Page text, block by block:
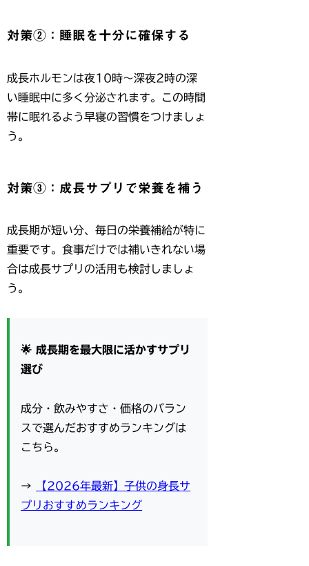
対策②：睡眠を十分に確保する
成長ホルモンは夜10時〜深夜2時の深
い睡眠中に多く分泌されます。この時間
帯に眠れるよう早寝の習慣をつけましょ
う。
対策③：成長サプリで栄養を補う
成長期が短い分、毎日の栄養補給が特に
重要です。食事だけでは補いきれない場
合は成長サプリの活用も検討しましょ
う。
🌟 成長期を最大限に活かすサプリ
選び
成分・飲みやすさ・価格のバラン
スで選んだおすすめランキングは
こちら。
→
【2026年最新】子供の身長サ
プリおすすめランキング